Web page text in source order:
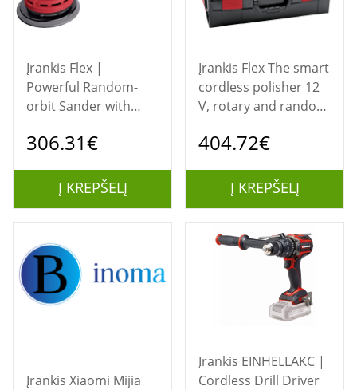
Įrankis Flex |
Powerful Random-
orbit Sander with
mm | ORE 5-150 EC
306.31€
Į KREPŠELĮ
Įrankis Flex The smart
cordless polisher 12
V, rotary and random
PXE 80 12-EC/2.5 SET
404.72€
Į KREPŠELĮ
Įrankis Xiaomi Mijia
Įrankis EINHELLAKC |
Cordless Drill Driver